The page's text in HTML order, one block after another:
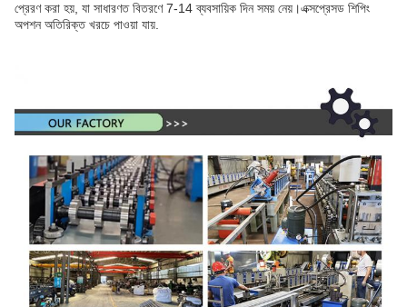
প্রেরণ করা হয়, যা সাধারণত বিতরণে 7-14 ব্যবসায়িক দিন সময় নেয়।এক্সপ্রেসড শিপিং
অপশন অতিরিক্ত খরচে পাওয়া যায়.